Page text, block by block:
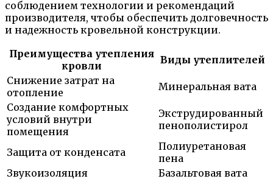
соблюдением технологии и рекомендаций
производителя, чтобы обеспечить долговечность
и надежность кровельной конструкции.
Преимущества утепления
кровли
Виды утеплителей
Снижение затрат на
отопление
Минеральная вата
Создание комфортных
условий внутри
помещения
Экструдированный
пенополистирол
Защита от конденсата
Полиуретановая
пена
Звукоизоляция
Базальтовая вата